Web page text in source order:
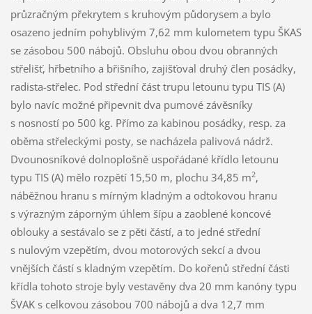
průzračným překrytem s kruhovým půdorysem a bylo
osazeno jedním pohyblivým 7,62 mm kulometem typu ŠKAS
se zásobou 500 nábojů. Obsluhu obou dvou obranných
střelišť, hřbetního a břišního, zajišťoval druhý člen posádky,
radista-střelec. Pod střední část trupu letounu typu TIS (A)
bylo navíc možné připevnit dva pumové závěsníky
s nosností po 500 kg. Přímo za kabinou posádky, resp. za
oběma střeleckými posty, se nacházela palivová nádrž.
Dvounosníkové dolnoplošně uspořádané křídlo letounu
typu TIS (A) mělo rozpětí 15,50 m, plochu 34,85 m2,
náběžnou hranu s mírným kladným a odtokovou hranu
s výrazným záporným úhlem šípu a zaoblené koncové
oblouky a sestávalo se z pěti částí, a to jedné střední
s nulovým vzepětím, dvou motorových sekcí a dvou
vnějších částí s kladným vzepětím. Do kořenů střední části
křídla tohoto stroje byly vestavěny dva 20 mm kanóny typu
ŠVAK s celkovou zásobou 700 nábojů a dva 12,7 mm